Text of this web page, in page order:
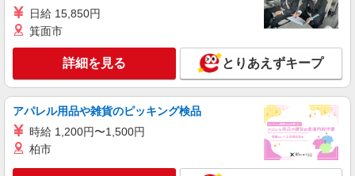
日給 15,850円
箕面市
詳細を見る とりあえずキープ
アパレル用品や雑貨のピッキング検品
時給 1,200円〜1,500円
柏市